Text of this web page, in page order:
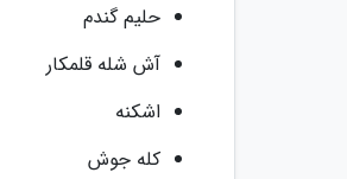
حلیم گندم
آش شله قلمکار
اشکنه
کله جوش